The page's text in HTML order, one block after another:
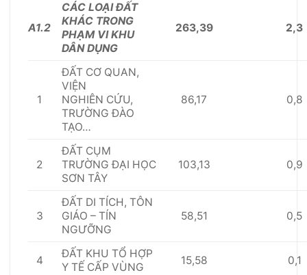
A1.2
CÁC LOẠI ĐẤT
KHÁC TRONG
PHẠM VI KHU
DÂN DỤNG
263,39 2,3
1
ĐẤT CƠ QUAN,
VIỆN
NGHIÊN CỨU,
TRƯỜNG ĐÀO
TẠO…
86,17 0,8
2
ĐẤT CỤM
TRƯỜNG ĐẠI HỌC
SƠN TÂY
103,13 0,9
3
ĐẤT DI TÍCH, TÔN
GIÁO – TÍN
NGƯỠNG
58,51 0,5
4
ĐẤT KHU TỔ HỢP
Y TẾCẤP VÙNG
15,58 0,1